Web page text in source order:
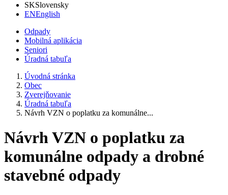
SKSlovensky
ENEnglish
Odpady
Mobilná aplikácia
Seniori
Úradná tabuľa
Úvodná stránka
Obec
Zverejňovanie
Úradná tabuľa
Návrh VZN o poplatku za komunálne...
Návrh VZN o poplatku za
komunálne odpady a drobné
stavebné odpady